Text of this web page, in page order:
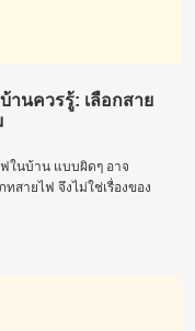
านควรรู้: เลือกสาย
ฟในบ้าน แบบผิดๆ อาจ
สายไฟ จึงไม่ใช่เรื่องของ